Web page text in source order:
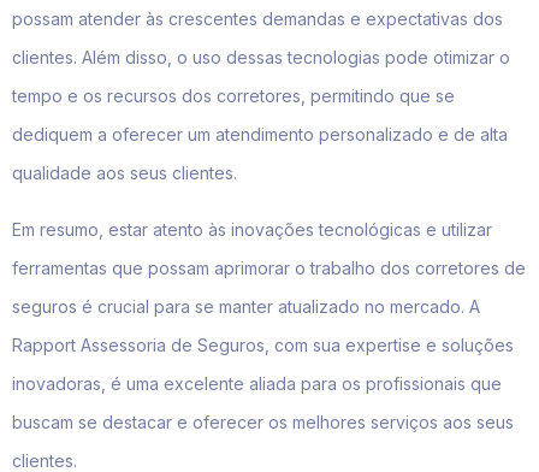
possam atender às crescentes demandas e expectativas dos
clientes. Além disso, o uso dessas tecnologias pode otimizar o
tempo e os recursos dos corretores, permitindo que se
dediquem a oferecer um atendimento personalizado e de alta
qualidade aos seus clientes.
Em resumo, estar atento às inovações tecnológicas e utilizar
ferramentas que possam aprimorar o trabalho dos corretores de
seguros é crucial para se manter atualizado no mercado. A
Rapport Assessoria de Seguros, com sua expertise e soluções
inovadoras, é uma excelente aliada para os profissionais que
buscam se destacar e oferecer os melhores serviços aos seus
clientes.